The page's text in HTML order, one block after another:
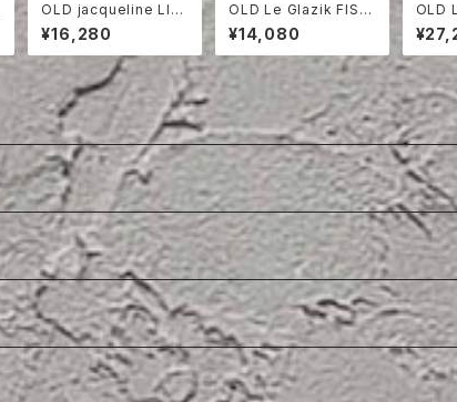
OLD jacqueline LIN
EN DOUBLE BREAS
TED SHIRT
¥16,280
OLD Le Glazik FISH
ERMAN SMOCK ON
E WASH
¥14,080
OLD